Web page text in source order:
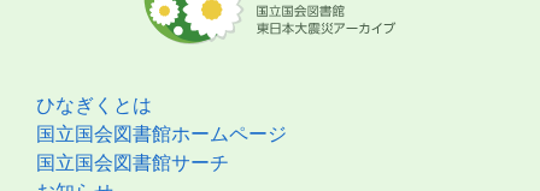
ひなぎくとは
国立国会図書館ホームページ
国立国会図書館サーチ